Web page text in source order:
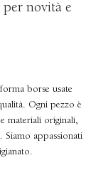
novità e
borse usate
Ogni pezzo è
materiali originali,
Siamo appassionati